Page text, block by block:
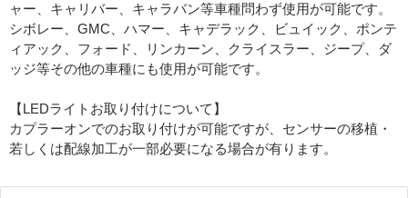
ャー、キャリバー、キャラバン等車種問わず使用が可能です。
シボレー、GMC、ハマー、キャデラック、ビュイック、ポンテ
ィアック、フォード、リンカーン、クライスラー、ジープ、ダ
ッジ等その他の車種にも使用が可能です。
【LEDライトお取り付けについて】
カプラーオンでのお取り付けが可能ですが、センサーの移植・
若しくは配線加工が一部必要になる場合が有ります。